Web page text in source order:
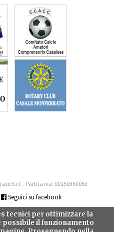
S.r.l. - Partita iva: 00150360063
Seguici su facebook
tecnici per ottimizzare la
possibile il funzionamento